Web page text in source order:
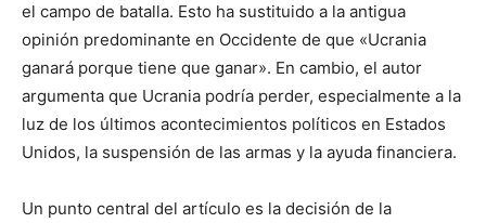
el campo de batalla. Esto ha sustituido a la antigua
opinión predominante en Occidente de que «Ucrania
ganará porque tiene que ganar». En cambio, el autor
argumenta que Ucrania podría perder, especialmente a la
luz de los últimos acontecimientos políticos en Estados
Unidos, la suspensión de las armas y la ayuda financiera.
Un punto central del artículo es la decisión de la